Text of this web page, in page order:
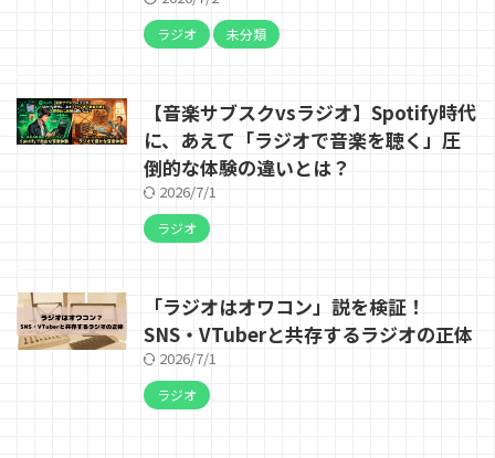
ラジオ 未分類
【音楽サブスクvsラジオ】Spotify時代
に、あえて「ラジオで音楽を聴く」圧
倒的な体験の違いとは？
2026/7/1
ラジオ
「ラジオはオワコン」説を検証！
SNS・VTuberと共存するラジオの正体
2026/7/1
ラジオ